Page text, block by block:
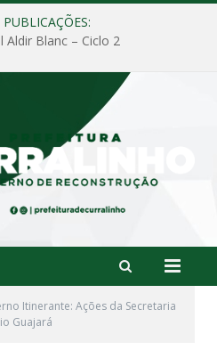
Aldir Blanc – Ciclo 2
Itinerante: Ações da Secretaria
Guajará